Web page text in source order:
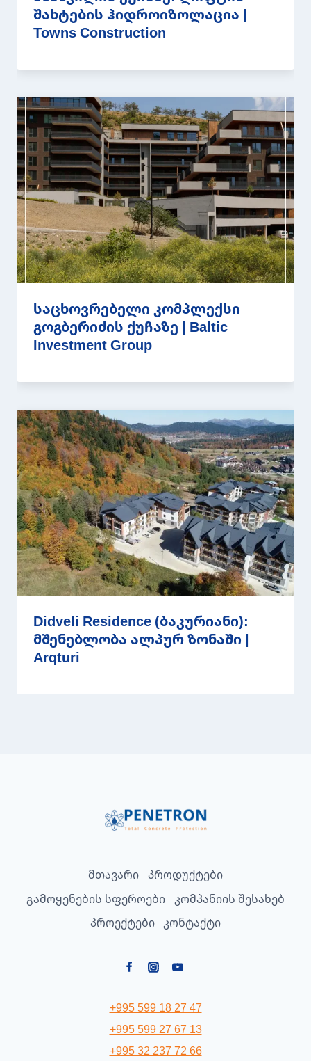
შახტების ჰიდროიზოლაცია |
Towns Construction
საცხოვრებელი კომპლექსი
გოგბერიძის ქუჩაზე | Baltic
Investment Group
Didveli Residence (ბაკურიანი):
მშენებლობა ალპურ ზონაში |
Arqturi
მთავარი პროდუქტები
გამოყენების სფეროები კომპანიის შესახებ
პროექტები კონტაქტი
+995 599 18 27 47
+995 599 27 67 13
+995 32 237 72 66